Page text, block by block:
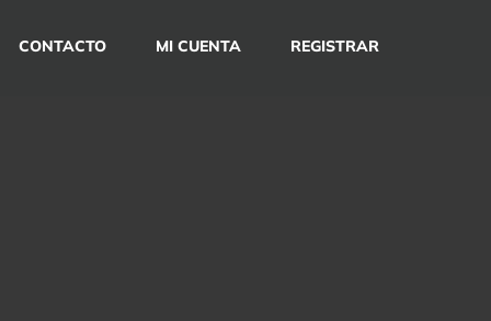
CONTACTO MI CUENTA REGISTRAR